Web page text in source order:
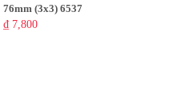
76mm (3x3) 6537
₫ 7,800